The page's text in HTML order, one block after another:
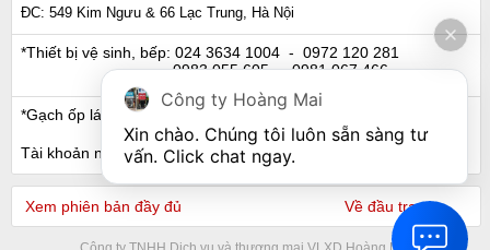
ĐC: 549 Kim Ngưu & 66 Lạc Trung, Hà Nội
*Thiết bị vệ sinh, bếp: 024 3634 1004 - 0972 120 281
0983 055 605- 0981 067 466
*Gạch ốp lát, Ngói: 024 3632 0280 - 0911 441 066
Tài khoản ngân hàng
Xem phiên bản đầy đủ Về đầu trang
Công ty Hoàng Mai
Xin chào. Chúng tôi luôn sẵn sàng tư
vấn. Click chat ngay.